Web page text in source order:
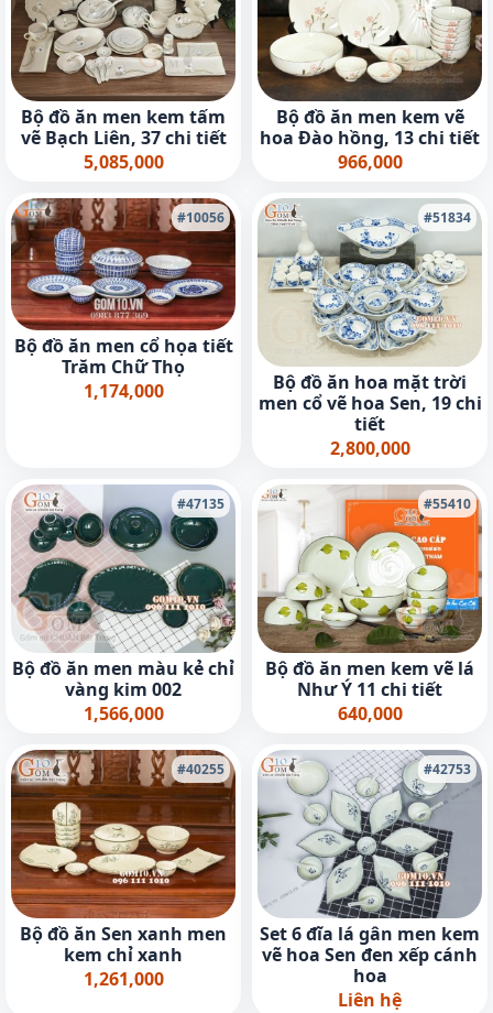
Bộ đồ ăn men kem tấm
vẽ Bạch Liên, 37 chi tiết
5,085,000
Bộ đồ ăn men kem vẽ
hoa Đào hồng, 13 chi tiết
966,000
#10056
Bộ đồ ăn men cổ họa tiết
Trăm Chữ Thọ
1,174,000
#51834
Bộ đồ ăn hoa mặt trời
men cổ vẽ hoa Sen, 19 chi
tiết
2,800,000
#47135
Bộ đồ ăn men màu kẻ chỉ
vàng kim 002
1,566,000
#55410
Bộ đồ ăn men kem vẽ lá
Như Ý 11 chi tiết
640,000
#40255
Bộ đồ ăn Sen xanh men
kem chỉ xanh
1,261,000
#42753
Set 6 đĩa lá gân men kem
vẽ hoa Sen đen xếp cánh
hoa
Liên hệ